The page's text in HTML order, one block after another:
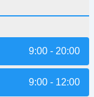
9:00 - 20:00
9:00 - 12:00